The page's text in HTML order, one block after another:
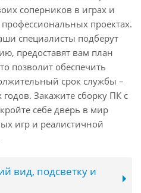
соперников в играх и
проектах.
специалисты подберут
предоставят вам план
позволит обеспечить
срок службы –
Закажите сборку ПК с
себе дверь в мир
игр и реалистичной
вид, подсветку и